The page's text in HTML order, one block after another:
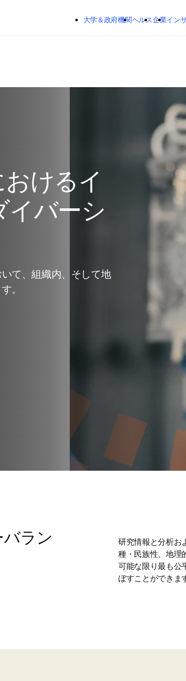
メインのコンテンツ
大学＆政府機関ヘルス企業イン
けるイ
イバーシ
て、組織内、そして地
。
ラン
研究情報と分析お
種・民族性、地理
可能な限り最も公
ぼすことができま